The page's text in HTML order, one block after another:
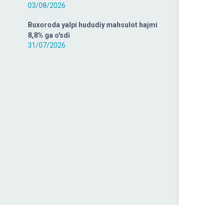
03/08/2026
Buxoroda yalpi hududiy mahsulot hajmi
8,8% ga o'sdi
31/07/2026